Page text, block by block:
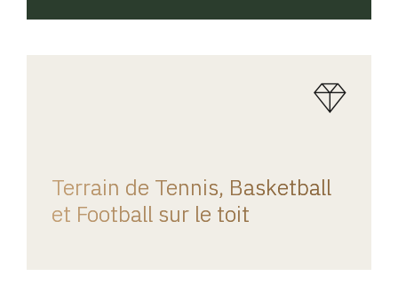
Terrain de Tennis, Basketball
et Football sur le toit